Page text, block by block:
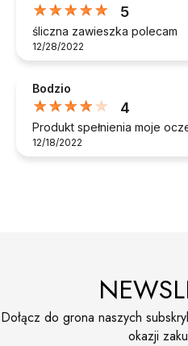
5
śliczna zawieszka polecam
12/28/2022
Bodzio
4
Produkt spełnienia moje
12/18/2022
Dołącz do grona naszych
okazji